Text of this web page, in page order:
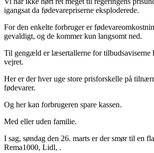
igangsat da fødevarepriserne eksploderede.
For den enkelte forbruger er
gevaldigt, og de kommer kun langsomt ned.
Til gengæld er læsertallerne for tilbudsaviserne
vejret.
Her er der hver uge store prisforskelle på
fødevarer.
Og her kan forbrugeren spare kassen.
Med eller uden familie.
I sag, søndag den 26. marts er der smør til en
Rema1000, Lidl, .